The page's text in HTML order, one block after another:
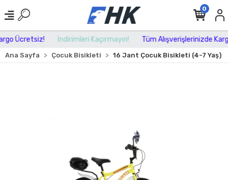
Ücretsiz! İndirimleri Kaçırmayın! Tüm Alışverişlerinizde
0
Ana Sayfa Çocuk Bisikleti 16 Jant Çocuk Bisikleti (4-7 Yaş)